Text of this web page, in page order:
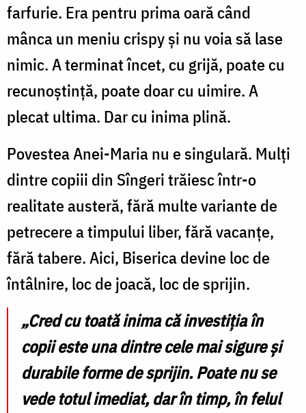
farfurie. Era pentru prima oară când
mânca un meniu crispyși nu voia să lase
nimic. A terminat încet, cu grijă, poate cu
recunoștință, poate doar cu uimire. A
plecat ultima. Dar cu inima plină.
Povestea Anei-Maria nu e singulară. Mulți
dintre copiii din Sîngeri trăiesc într-o
realitate austeră, fără multe variante de
petrecere a timpului liber, fără vacanțe,
fără tabere.Aici, Biserica devine loc de
întâlnire, loc de joacă, loc de sprijin.
„Cred cu toată inima că investiția în
copii este una dintre cele mai sigure și
durabile forme de sprijin. Poate nu se
vede totul imediat, dar în timp, în felul